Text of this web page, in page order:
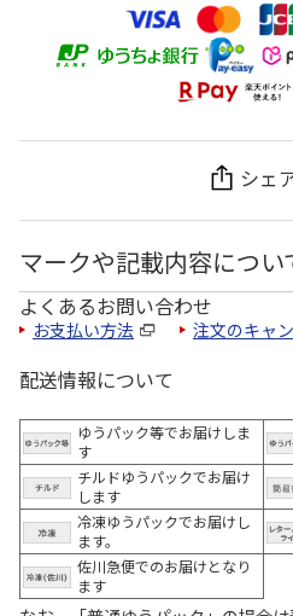
シェ
マークや記載内容につい
よくあるお問い合わせ
お支払い方法 注文のキャ
配送情報について
ゆうパック等でお届けしま
す
チルドゆうパックでお届け
します
冷凍ゆうパックでお届けし
ます。
佐川急便でのお届けとなり
ます